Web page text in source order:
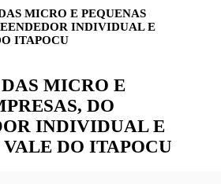
MICRO E PEQUENAS
INDIVIDUAL E
ITAPOCU
MICRO E
DO
INDIVIDUAL E
VALE DO ITAPOCU